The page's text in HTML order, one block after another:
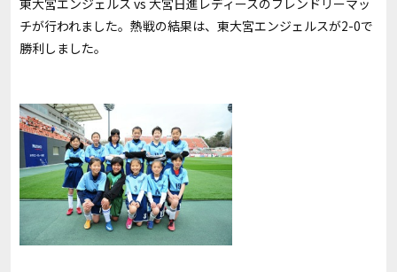
東大宮エンジェルス vs 大宮日進レディースのフレンドリーマッ
チが行われました。熱戦の結果は、東大宮エンジェルスが2-0で
勝利しました。